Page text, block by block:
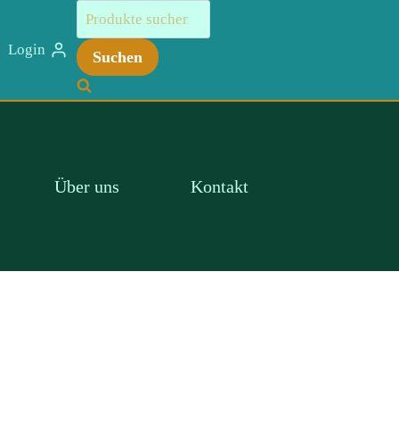
Login
Suchen
nach:
Suchen
Über uns Kontakt